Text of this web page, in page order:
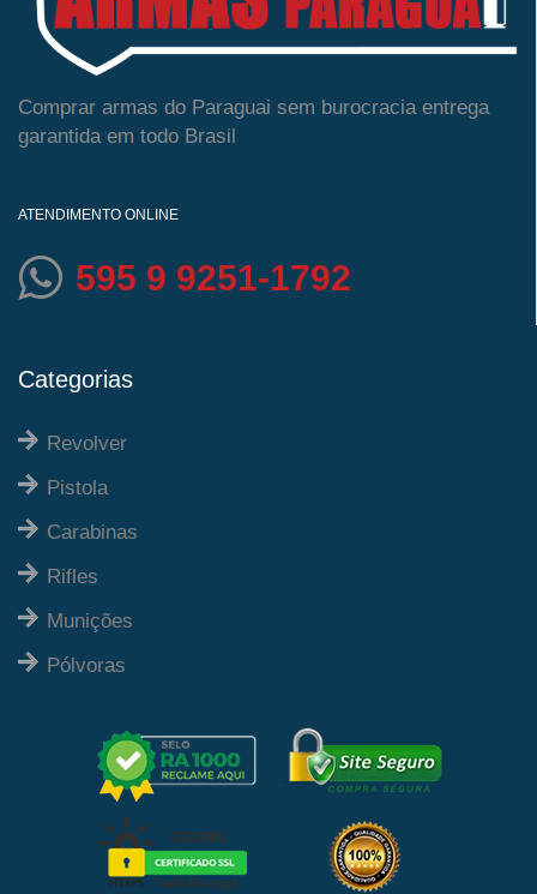
Comprar armas do Paraguai sem burocracia entrega
garantida em todo Brasil
ATENDIMENTO ONLINE
595 9 9251-1792
Categorias
Revolver
Pistola
Carabinas
Rifles
Munições
Pólvoras